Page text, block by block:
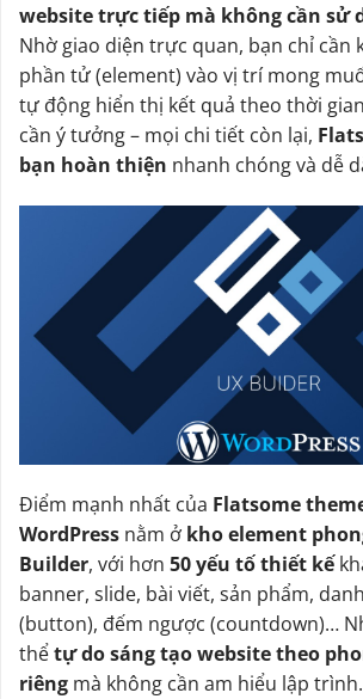
website trực tiếp mà không cần sử
Nhờ giao diện trực quan, bạn chỉ cần
phần tử (element) vào vị trí mong
tự động hiển thị kết quả theo thời
cần ý tưởng – mọi chi tiết còn lại,
bạn hoàn thiện nhanh chóng và dễ
Điểm mạnh nhất của Flatsome
WordPress nằm ở kho element
Builder, với hơn 50 yếu tố thiết kế
banner, slide, bài viết, sản phẩm,
(button), đếm ngược (countdown)…
thểtự do sáng tạo website theo
riêng mà không cần am hiểu lập trình.